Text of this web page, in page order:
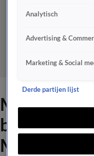
Met een
bekend
Moederdag
Analytisch
Advertising &
Marketing & Social
Derde partijen lijst